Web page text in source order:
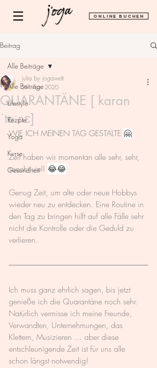
ONLINE BUCHEN
Beitrag
Alle Beiträge
Lifestyle
Rezpte
Yoga
Kurse
Gesundheit
Alle Beiträge
QUARANTÄNE [ karan
ˈteːnɛ]
julia by jogawelt
29. Apr. 2020
WIE ICH MEINEN TAG GESTALTE 🤗
Zeit haben wir momentan alle sehr, sehr,
seeehr viel! 😂😂
Genug Zeit, um alte oder neue Hobbys
wieder neu zu entdecken. Eine Routine in
den Tag zu bringen hilft auf alle Fälle sehr
nicht die Kontrolle oder die Geduld zu
verlieren.
Ich muss ganz ehrlich sagen, bis jetzt
genieße ich die Quarantäne noch sehr.
Natürlich vermisse ich meine Freunde,
Verwandten, Unternehmungen, das
Klettern, Musizieren … aber diese
entschleunigende Zeit ist für uns alle
schon längst notwendig!